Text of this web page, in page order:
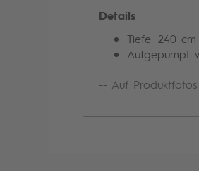
Details
Tiefe: 240 cm
Aufgepumpt
-- Auf